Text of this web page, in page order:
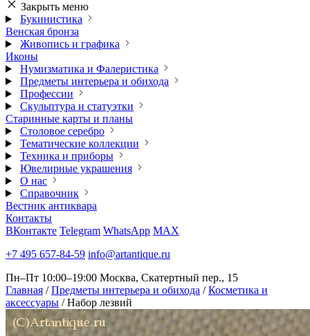
Закрыть меню
Букинистика
Венская бронза
Живопись и графика
Иконы
Нумизматика и Фалеристика
Предметы интерьера и обихода
Профессии
Скульптура и статуэтки
Старинные карты и планы
Столовое серебро
Тематические коллекции
Техника и приборы
Ювелирные украшения
О нас
Справочник
Вестник антиквара
Контакты
ВКонтакте Telegram WhatsApp MAX
+7 495 657-84-59 info@artantique.ru
Пн–Пт 10:00–19:00 Москва, Скатертный пер., 15
Главная / Предметы интерьера и обихода / Косметика и
аксессуары / Набор лезвий